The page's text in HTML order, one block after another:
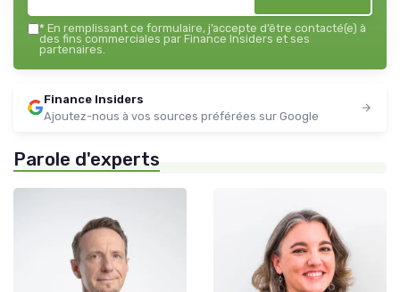
* En remplissant ce formulaire, j’accepte d’être contacté(e) à
des fins commerciales par Finance Insiders et ses
partenaires.
Finance Insiders
Ajoutez-nous à vos sources préférées sur Google
Parole d'experts